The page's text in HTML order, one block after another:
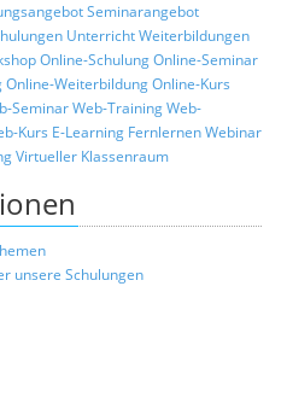
Seminarangebot
UnterrichtWeiterbildungen
Online-SchulungOnline-Seminar
Online-WeiterbildungOnline-Kurs
SeminarWeb-TrainingWeb-
Kurs E-Learning FernlernenWebinar
Virtueller Klassenraum
unsere Schulungen